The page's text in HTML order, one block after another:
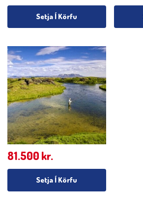
Setja Í Körfu
81.500 kr.
Setja Í Körfu